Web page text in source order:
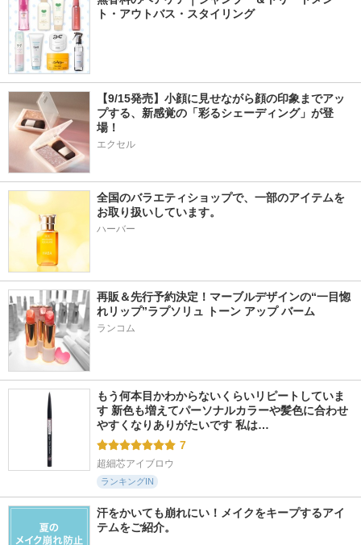
ト・アウトバス・スタイリング
【9/15発売】小顔に見せながら顔の印象までアッ
プする、新感覚の「彩るシェーディング」が登
場！
エクセル
全国のバラエティショップで、一部のアイテムを
お取り扱いしています。
ハーバー
再販＆先行予約決定！マーブルデザインの“一目惚
れリップ”ラプソリュ トーン アップ バーム
ランコム
もう何本目かわからないくらいリピートしていま
す 新色も増えてパーソナルカラーや髪色に合わせ
やすくなりありがたいです 私は…
7
超細芯アイブロウ
ランキングIN
汗をかいても崩れにい！メイクをキープするアイ
テムをご紹介。